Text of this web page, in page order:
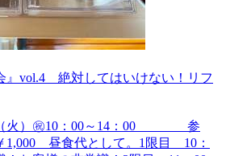
』vol.4 絶対してはいけない！リフ
（火）㊗10：00～14：00 参
1,000 昼食代として。1限目 10：